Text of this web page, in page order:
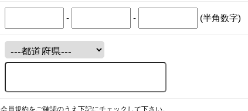
- - (半角数字)
会員規約をご確認のうえ下記にチェックして下さい。